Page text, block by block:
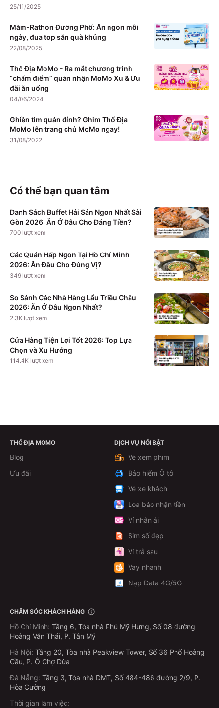
25/11/2025
Măm-Rathon Đường Phố: Ăn ngon mỗi
ngày, đua top săn quà khủng
22/08/2025
Thổ Địa MoMo - Ra mắt chương trình
“chấm điểm” quán nhận MoMo Xu & Ưu
đãi ăn uống
04/06/2024
Ghiền tìm quán đỉnh? Ghim Thổ Địa
MoMo lên trang chủ MoMo ngay!
31/08/2022
Có thể bạn quan tâm
Danh Sách Buffet Hải Sản Ngon Nhất Sài
Gòn 2026: Ăn Ở Đâu Cho Đáng Tiền?
700 lượt xem
Các Quán Hấp Ngon Tại Hồ Chí Minh
2026: Ăn Đâu Cho Đúng Vị?
349 lượt xem
So Sánh Các Nhà Hàng Lẩu Triều Châu
2026: Ăn Ở Đâu Ngon Nhất?
2.3K lượt xem
Cửa Hàng Tiện Lợi Tốt 2026: Top Lựa
Chọn và Xu Hướng
114.4K lượt xem
Theo dõi
THỔ ĐỊA MOMO
Blog
Ưu đãi
DỊCH VỤ NỔI BẬT
Vé xem phim
Bảo hiểm Ô tô
Vé xe khách
Loa báo nhận tiền
Ví nhân ái
Sim số đẹp
Ví trả sau
Vay nhanh
Nạp Data 4G/5G
CHĂM SÓC KHÁCH HÀNG
Hồ Chí Minh: Tầng 6, Tòa nhà Phú Mỹ Hưng, Số 08 đường
Hoàng Văn Thái, P. Tân Mỹ
Hà Nội: Tầng 20, Tòa nhà Peakview Tower, Số 36 Phố Hoàng
Cầu, P. Ô Chợ Dừa
Đà Nẵng: Tầng 3, Tòa nhà DMT, Số 484-486 đường 2/9, P.
Hòa Cường
Thời gian làm việc: